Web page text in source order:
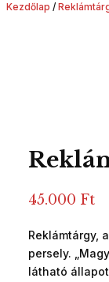
Kezdőlap /
45.000 Ft
Reklámtárgy,
persely.
látható